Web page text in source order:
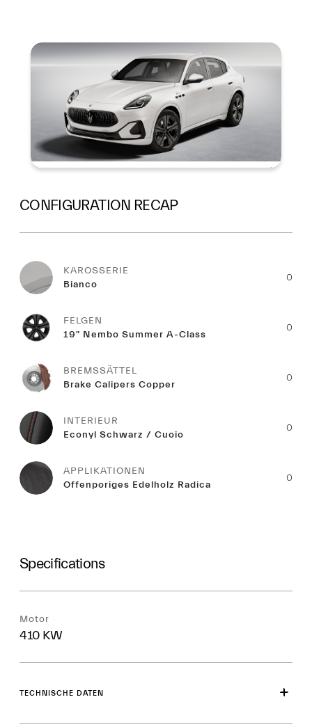
Summary
CONFIGURATION RECAP
KAROSSERIE
Bianco
0
FELGEN
19" Nembo Summer A-Class
0
BREMSSÄTTEL
Brake Calipers Copper
0
INTERIEUR
Econyl Schwarz / Cuoio
0
APPLIKATIONEN
Offenporiges Edelholz Radica
0
Specifications
Motor
410 KW
TECHNISCHE DATEN